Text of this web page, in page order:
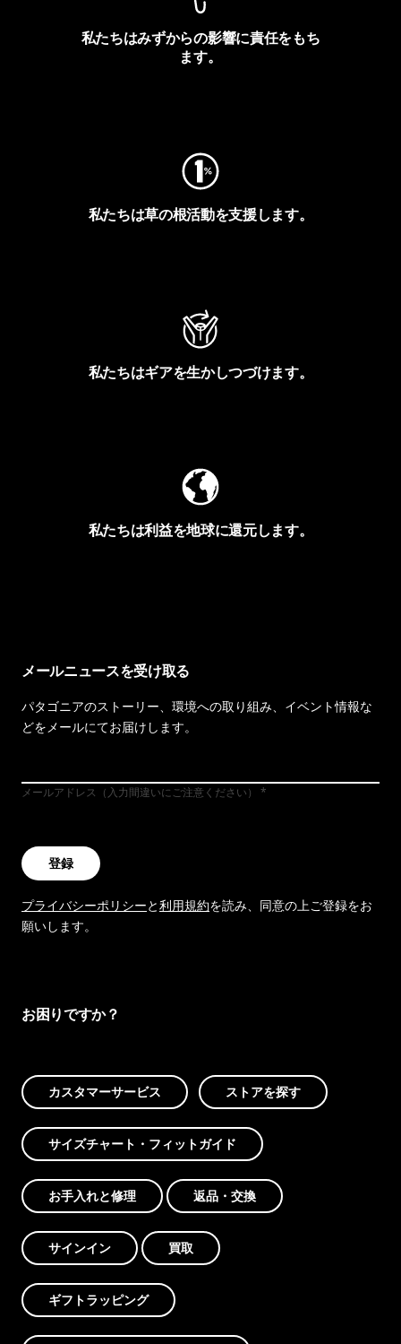
私たちはみずからの影響に責任をもち
ます。
私たちは草の根活動を支援します。
私たちはギアを生かしつづけます。
私たちは利益を地球に還元します。
メールニュースを受け取る
パタゴニアのストーリー、環境への取り組み、イベント情報な
どをメールにてお届けします。
メールアドレス（入力間違いにご注意ください）
登録
プライバシーポリシーと利用規約を読み、同意の上ご登録をお
願いします。
お困りですか？
カスタマーサービス ストアを探す
サイズチャート・フィットガイド
お手入れと修理 返品・交換
サインイン 買取
ギフトラッピング